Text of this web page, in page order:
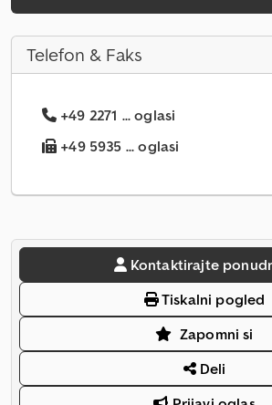
Telefon & Faks
+49 2271 ... oglasi
+49 5935 ... oglasi
Kontaktirajte
Tiskalni pogled
Zapomni si
Deli